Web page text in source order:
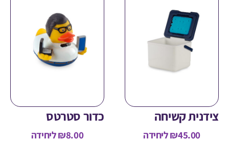
קשיחה
₪ליחידה
כדור סטרטס
ליחידה